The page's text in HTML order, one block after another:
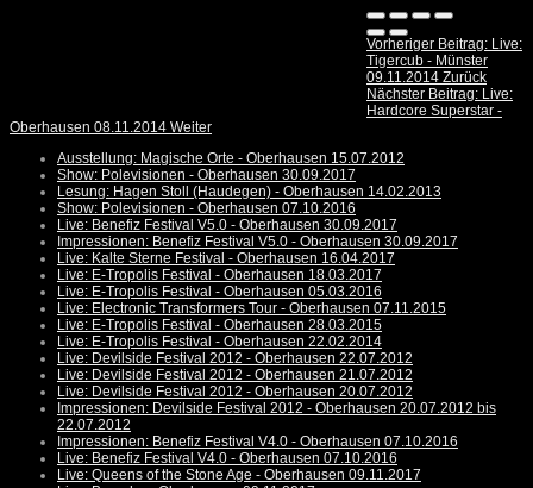
Vorheriger Beitrag: Live:
Tigercub - Münster
09.11.2014 Zurück
Nächster Beitrag: Live:
Hardcore Superstar -
Oberhausen 08.11.2014 Weiter
Ausstellung: Magische Orte - Oberhausen 15.07.2012
Show: Polevisionen - Oberhausen 30.09.2017
Lesung: Hagen Stoll (Haudegen) - Oberhausen 14.02.2013
Show: Polevisionen - Oberhausen 07.10.2016
Live: Benefiz Festival V5.0 - Oberhausen 30.09.2017
Impressionen: Benefiz Festival V5.0 - Oberhausen 30.09.2017
Live: Kalte Sterne Festival - Oberhausen 16.04.2017
Live: E-Tropolis Festival - Oberhausen 18.03.2017
Live: E-Tropolis Festival - Oberhausen 05.03.2016
Live: Electronic Transformers Tour - Oberhausen 07.11.2015
Live: E-Tropolis Festival - Oberhausen 28.03.2015
Live: E-Tropolis Festival - Oberhausen 22.02.2014
Live: Devilside Festival 2012 - Oberhausen 22.07.2012
Live: Devilside Festival 2012 - Oberhausen 21.07.2012
Live: Devilside Festival 2012 - Oberhausen 20.07.2012
Impressionen: Devilside Festival 2012 - Oberhausen 20.07.2012 bis
22.07.2012
Impressionen: Benefiz Festival V4.0 - Oberhausen 07.10.2016
Live: Benefiz Festival V4.0 - Oberhausen 07.10.2016
Live: Queens of the Stone Age - Oberhausen 09.11.2017